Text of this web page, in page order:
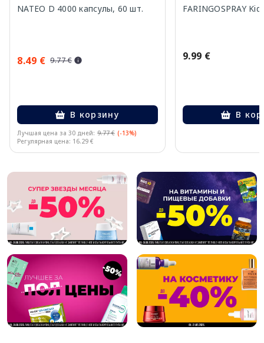
NATEO D 4000 капсулы, 60 шт.
8.49 € 9.77 €
В корзину
Лучшая цена за 30 дней: 9.77 € (-13%)
Регулярная цена: 16.29 €
FARINGOSPRAY
9.99 €
В